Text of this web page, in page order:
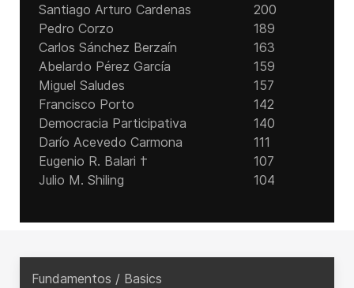
Santiago Arturo Cardenas
200
Pedro Corzo
189
Carlos Sánchez Berzaín
163
Abelardo Pérez García
159
Miguel Saludes
157
Francisco Porto
142
Democracia Participativa
140
Darío Acevedo Carmona
111
Eugenio R. Balari †
107
Julio M. Shiling
104
Fundamentos / Basics